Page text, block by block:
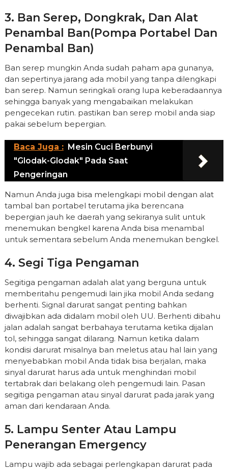
3. Ban Serep, Dongkrak, Dan Alat
Penambal Ban(pompa Portabel Dan
Penambal Ban)
Ban serep mungkin Anda sudah paham apa gunanya,
dan sepertinya jarang ada mobil yang tanpa dilengkapi
ban serep. Namun seringkali orang lupa keberadaannya
sehingga banyak yang mengabaikan melakukan
pengecekan rutin. pastikan ban serep mobil anda siap
pakai sebelum bepergian.
Baca Juga : Mesin Cuci Berbunyi
"Glodak-Glodak" Pada Saat
Pengeringan
Namun Anda juga bisa melengkapi mobil dengan alat
tambal ban portabel terutama jika berencana
bepergian jauh ke daerah yang sekiranya sulit untuk
menemukan bengkel karena Anda bisa menambal
untuk sementara sebelum Anda menemukan bengkel.
4. Segi Tiga Pengaman
Segitiga pengaman adalah alat yang berguna untuk
memberitahu pengemudi lain jika mobil Anda sedang
berhenti. Signal darurat sangat penting bahkan
diwajibkan ada didalam mobil oleh UU. Berhenti dibahu
jalan adalah sangat berbahaya terutama ketika dijalan
tol, sehingga sangat dilarang. Namun ketika dalam
kondisi darurat misalnya ban meletus atau hal lain yang
menyebabkan mobil Anda tidak bisa berjalan, maka
sinyal darurat harus ada untuk menghindari mobil
tertabrak dari belakang oleh pengemudi lain. Pasan
segitiga pengaman atau sinyal darurat pada jarak yang
aman dari kendaraan Anda.
5. Lampu Senter Atau Lampu
Penerangan Emergency
Lampu wajib ada sebagai perlengkapan darurat pada